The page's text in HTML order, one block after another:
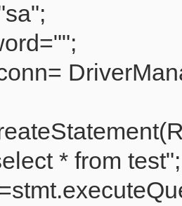
* from test";